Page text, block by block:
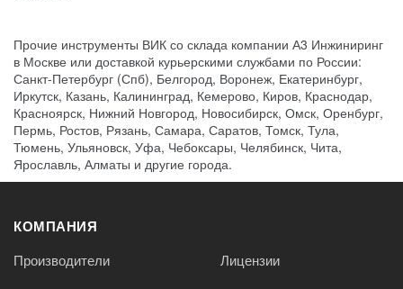
Прочие инструменты ВИК со склада компании А3 Инжиниринг
в Москве или доставкой курьерскими службами по России:
Санкт-Петербург (Спб), Белгород, Воронеж, Екатеринбург,
Иркутск, Казань, Калининград, Кемерово, Киров, Краснодар,
Красноярск, Нижний Новгород, Новосибирск, Омск, Оренбург,
Пермь, Ростов, Рязань, Самара, Саратов, Томск, Тула,
Тюмень, Ульяновск, Уфа, Чебоксары, Челябинск, Чита,
Ярославль, Алматы и другие города.
КОМПАНИЯ
Производители Лицензии